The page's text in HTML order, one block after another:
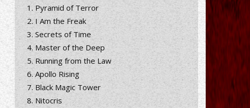
Pyramid of Terror
I Am the Freak
Secrets of Time
Master of the Deep
Running from the Law
Apollo Rising
Black Magic Tower
Nitocris